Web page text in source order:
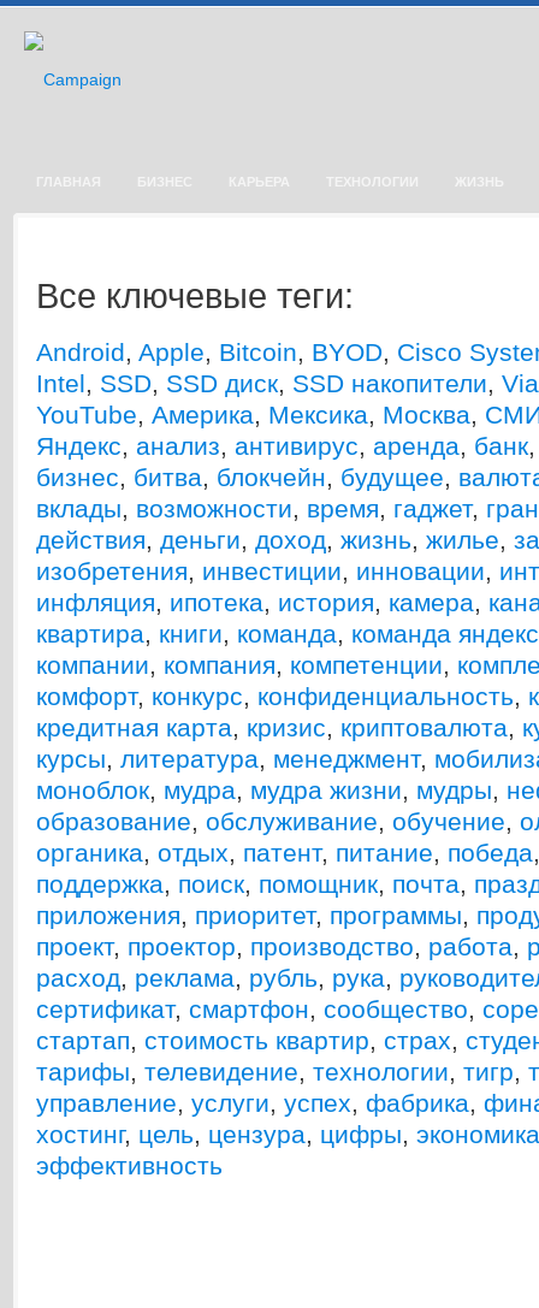
ГЛАВНАЯ БИЗНЕС КАРЬЕРА ТЕХНОЛОГИИ ЖИЗНЬ
Все ключевые теги:
Android, Apple, Bitcoin, BYOD, Cisco
Intel, SSD, SSD диск, SSD накопители,
YouTube, Америка, Мексика, Москва,
Яндекс, анализ, антивирус, аренда, банк
бизнес, битва, блокчейн, будущее,
вклады, возможности, время, гаджет,
действия, деньги, доход, жизнь, жилье,
изобретения, инвестиции, инновации,
инфляция, ипотека, история, камера,
квартира, книги, команда, команда яндекс
компании, компания, компетенции,
комфорт, конкурс, конфиденциальность,
кредитная карта, кризис, криптовалюта,
курсы, литература, менеджмент,
моноблок, мудра, мудра жизни, мудры,
образование, обслуживание, обучение,
органика, отдых, патент, питание, победа
поддержка, поиск, помощник, почта,
приложения, приоритет, программы,
проект, проектор, производство, работа,
расход, реклама, рубль, рука,
сертификат, смартфон, сообщество,
стартап, стоимость квартир, страх,
тарифы, телевидение, технологии, тигр,
управление, услуги, успех, фабрика,
хостинг, цель, цензура, цифры, экономика
эффективность